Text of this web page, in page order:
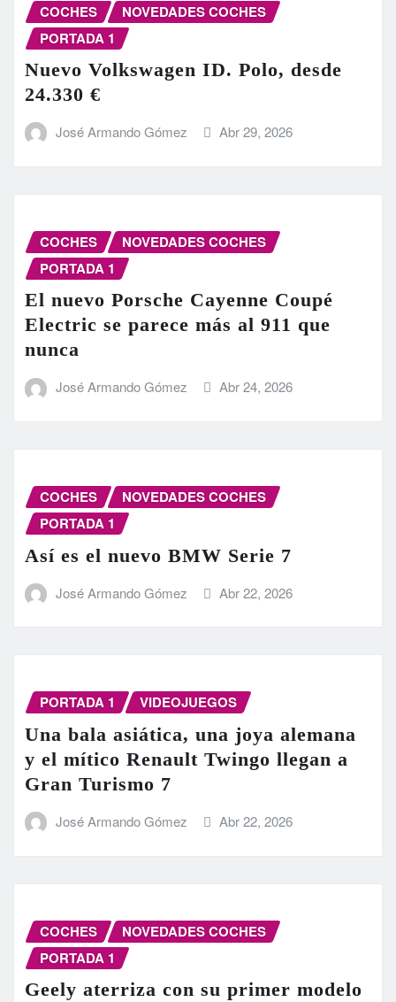
COCHES
NOVEDADES COCHES
PORTADA 1
Nuevo Volkswagen ID. Polo, desde
24.330 €
José Armando Gómez Abr 29, 2026
COCHES
NOVEDADES COCHES
PORTADA 1
El nuevo Porsche Cayenne Coupé
Electric se parece más al 911 que
nunca
José Armando Gómez Abr 24, 2026
COCHES
NOVEDADES COCHES
PORTADA 1
Así es el nuevo BMW Serie 7
José Armando Gómez Abr 22, 2026
PORTADA 1 VIDEOJUEGOS
Una bala asiática, una joya alemana
y el mítico Renault Twingo llegan a
Gran Turismo 7
José Armando Gómez Abr 22, 2026
COCHES
NOVEDADES COCHES
PORTADA 1
Geely aterriza con su primer modelo